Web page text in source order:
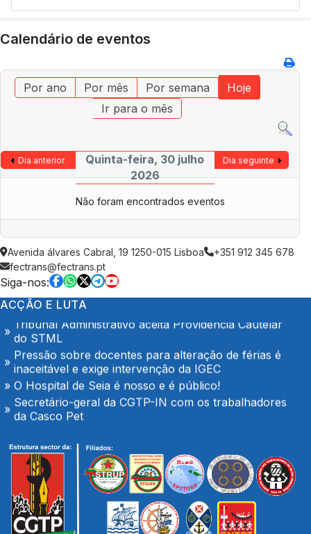
Calendário de eventos
Por ano Por mês Por semana
Hoje
Ir para o mês
Dia anterior
Quinta-feira, 30 julho
2026
Dia seguinte
Não foram encontrados eventos
Avenida álvares Cabral, 19 1250-015 Lisboa
+351 912 345 678
fectrans@fectrans.pt
Siga-nos:
ACÇÃO E LUTA
Trabalhadores da Super Bock conquistam aumento
salarial
Enfermeiros do Montepio Rainha Dona Leonor
(Caldas da Rainha), em Greve
Algarve em luta no dia 7 de Agosto
Tribunal Administrativo aceita Providência Cautelar
do STML
Pressão sobre docentes para alteração de férias é
inaceitável e exige intervenção da IGEC
O Hospital de Seia é nosso e é público!
Secretário-geral da CGTP-IN com os trabalhadores
da Casco Pet
Trabalho Vertical no sector de mercadorias
FENPROF considera inaceitável o modelo de
pagamento imposto aos professores classificadores
Plenário com os trabalhadores das oficinas da
TRANSDEV em Palmeiro
Trabalhadores da Super Bock conquistam aumento